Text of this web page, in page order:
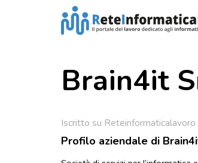
Brain4it
Iscritto su
Profilo aziendale di